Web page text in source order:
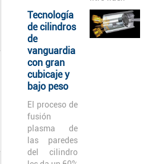
Tecnología
de cilindros
de
vanguardia
con gran
cubicaje y
bajo peso
El proceso de
fusión
plasma de
las paredes
del cilindro